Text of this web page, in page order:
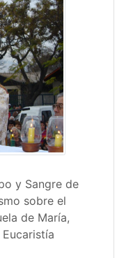
y Sangre de
sobre el
de María,
Eucaristía